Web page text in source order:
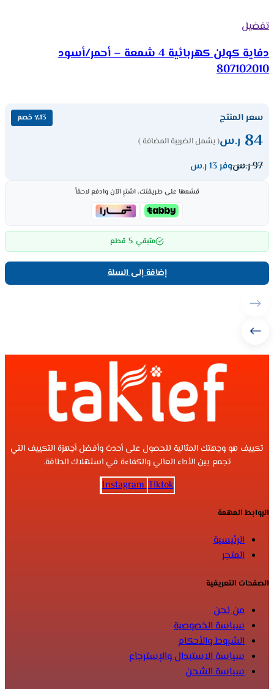
تفضيل
دفاية كولن كهربائية 4 شمعة – أحمر/أسود
807102010
سعر المنتج ٪13 خصم
84 ر.س( يشمل الضريبة المضافة )
97ر.سوفر 13 ر.س
قسّمها على طريقتك، اشترِ الآن وادفع لاحقاً
متبقي 5 قطع
إضافة إلى السلة
تكييف هو وجهتك المثالية للحصول على أحدث وأفضل أجهزة التكييف التي
تجمع بين الأداء العالي والكفاءة في استهلاك الطاقة.
Instagram Tiktok
الروابط المهمة
الرئيسية
المتجر
الصفحات التعريفية
من نحن
سياسة الخصوصية
الشروط والأحكام
سياسة الاستبدال والإسترجاع
سياسة الشحن